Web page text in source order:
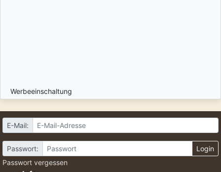
Werbeeinschaltung
E-Mail:
Passwort:
Login
Passwort vergessen